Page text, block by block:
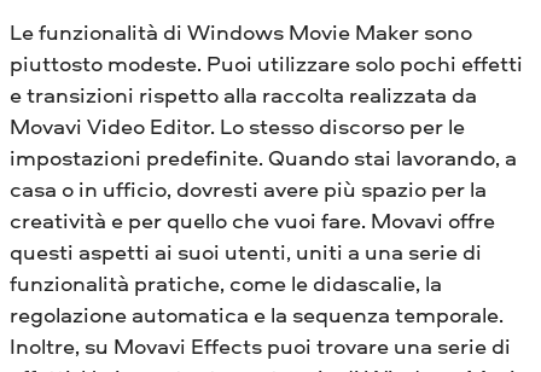
Le funzionalità di Windows Movie Maker sono
piuttosto modeste. Puoi utilizzare solo pochi effetti
e transizioni rispetto alla raccolta realizzata da
Movavi Video Editor. Lo stesso discorso per le
impostazioni predefinite. Quando stai lavorando, a
casa o in ufficio, dovresti avere più spazio per la
creatività e per quello che vuoi fare. Movavi offre
questi aspetti ai suoi utenti, uniti a una serie di
funzionalità pratiche, come le didascalie, la
regolazione automatica e la sequenza temporale.
Inoltre, su Movavi Effects puoi trovare una serie di